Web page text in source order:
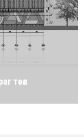
төсөл